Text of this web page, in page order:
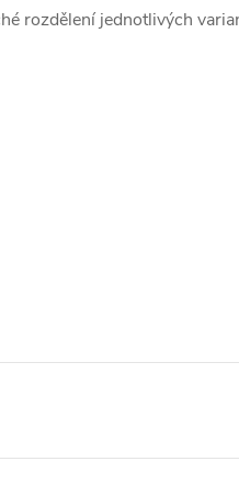
rozdělení jednotlivých